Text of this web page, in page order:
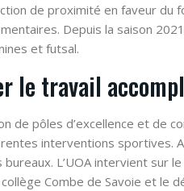
de proximité en faveur du
Depuis la saison
et futsal.
le travail
de pôles d’excellence et de
interventions sportives.
L’UOA intervient sur
Combe de Savoie et le